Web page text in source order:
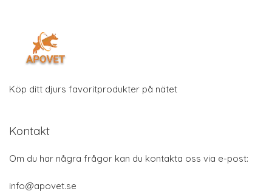
Köp ditt djurs favoritprodukter på nätet
Kontakt
Om du har några frågor kan du kontakta oss via e-post:
info@apovet.se